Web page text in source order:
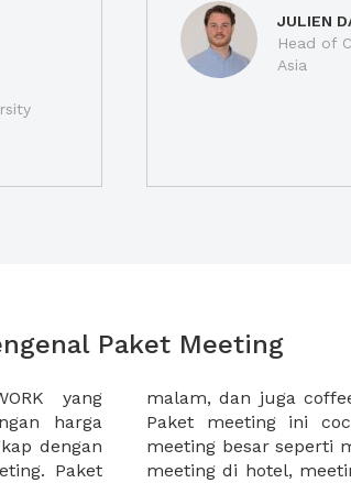
JULIEN
Head of
Asia
Paket Meeting
yang
harga
dengan
Paket
Anda.
tahun,
atau